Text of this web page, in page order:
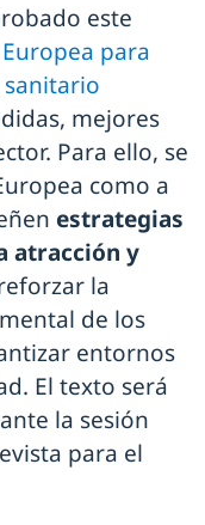
este
para
mejores
Para ello, se
como a
estrategias
atracción y
la
de los
entornos
El texto será
la sesión
para el